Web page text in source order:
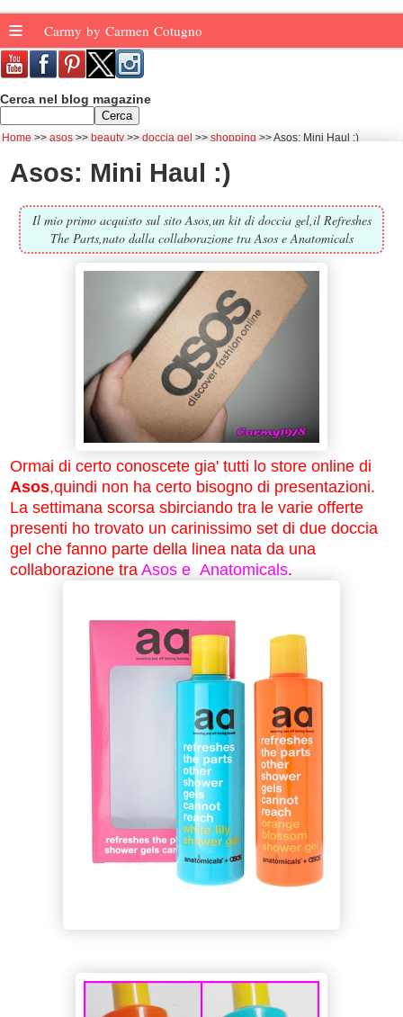
≡ Carmy by Carmen Cotugno
Cerca nel blog magazine
Home asos beauty doccia gel shopping Asos: Mini Haul :)
Asos: Mini Haul :)
Il mio primo acquisto sul sito Asos,un kit di doccia gel,il Refreshes
The Parts,nato dalla collaborazione tra Asos e Anatomicals
Ormai di certo conoscete gia' tutti lo store online di
Asos,quindi non ha certo bisogno di presentazioni.
La settimana scorsa sbirciando tra le varie offerte
presenti ho trovato un carinissimo set di due doccia
gel che fanno parte della linea nata da una
collaborazione tra Asos e Anatomicals.